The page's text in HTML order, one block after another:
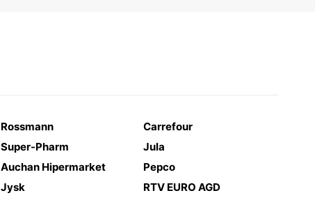
Rossmann
Carrefour
Super-Pharm
Jula
Auchan Hipermarket
Pepco
Jysk
RTV EURO AGD